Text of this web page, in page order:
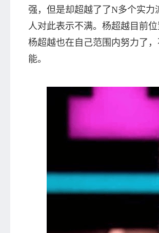
强，但是却超越了了N多个实
人对此表示不满。杨超越目前
杨超越也在自己范围内努力了
能。